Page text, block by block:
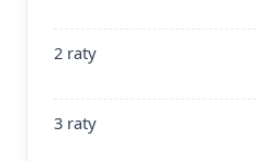
2 raty
3 raty